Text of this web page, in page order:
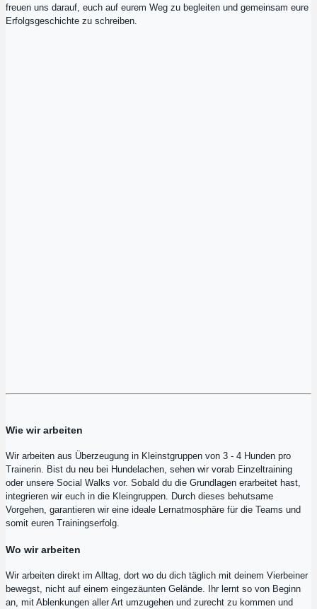
freuen uns darauf, euch auf eurem Weg zu begleiten und gemeinsam eure
Erfolgsgeschichte zu schreiben.
Wie wir arbeiten
Wir arbeiten aus Überzeugung in Kleinstgruppen von 3 - 4 Hunden pro
Trainerin. Bist du neu bei Hundelachen, sehen wir vorab Einzeltraining
oder unsere Social Walks vor. Sobald du die Grundlagen erarbeitet hast,
integrieren wir euch in die Kleingruppen. Durch dieses behutsame
Vorgehen, garantieren wir eine ideale Lernatmosphäre für die Teams und
somit euren Trainingserfolg.
Wo wir arbeiten
Wir arbeiten direkt im Alltag, dort wo du dich täglich mit deinem Vierbeiner
bewegst, nicht auf einem eingezäunten Gelände. Ihr lernt so von Beginn
an, mit Ablenkungen aller Art umzugehen und zurecht zu kommen und